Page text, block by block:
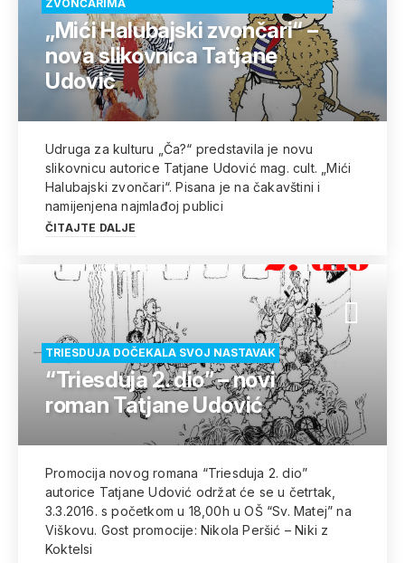
ZVONČARIMA
„Mići Halubajski zvončari“ –
nova slikovnica Tatjane
Udović
Udruga za kulturu „Ča?“ predstavila je novu
slikovnicu autorice Tatjane Udović mag. cult. „Mići
Halubajski zvončari“. Pisana je na čakavštini i
namijenjena najmlađoj publici
ČITAJTE DALJE
TRIESDUJA DOČEKALA SVOJ NASTAVAK
“Triesduja 2. dio” – novi
roman Tatjane Udović
Promocija novog romana “Triesduja 2. dio”
autorice Tatjane Udović održat će se u četrtak,
3.3.2016. s početkom u 18,00h u OŠ “Sv. Matej” na
Viškovu. Gost promocije: Nikola Peršić – Niki z
Koktelsi